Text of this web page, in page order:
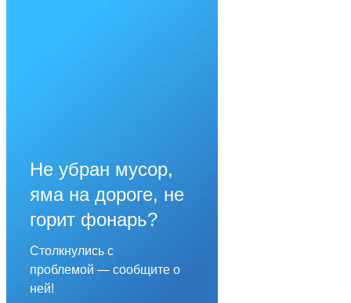
Не убран мусор,
яма на дороге, не
горит фонарь?
Столкнулись с
проблемой — сообщите о
ней!